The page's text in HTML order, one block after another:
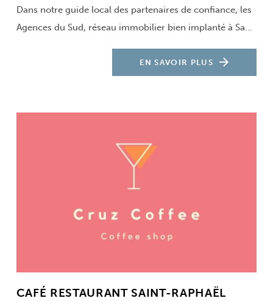
Dans notre guide local des partenaires de confiance, les
Agences du Sud, réseau immobilier bien implanté à Sa...
EN SAVOIR PLUS
CAFÉ RESTAURANT SAINT-RAPHAËL